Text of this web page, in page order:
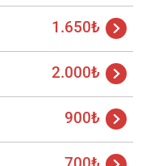
1.650₺
2.000₺
900₺